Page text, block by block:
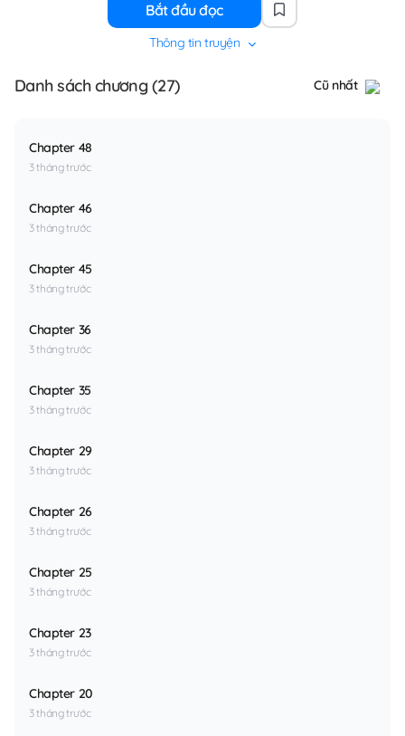
Bắt đầu đọc
Thông tin truyện
Danh sách chương (27) Cũ nhất
Chapter 48
3 tháng trước
Chapter 46
3 tháng trước
Chapter 45
3 tháng trước
Chapter 36
3 tháng trước
Chapter 35
3 tháng trước
Chapter 29
3 tháng trước
Chapter 26
3 tháng trước
Chapter 25
3 tháng trước
Chapter 23
3 tháng trước
Chapter 20
3 tháng trước